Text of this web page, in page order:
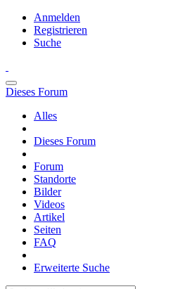
Anmelden
Registrieren
Suche
Dieses Forum
Alles
Dieses Forum
Forum
Standorte
Bilder
Videos
Artikel
Seiten
FAQ
Erweiterte Suche